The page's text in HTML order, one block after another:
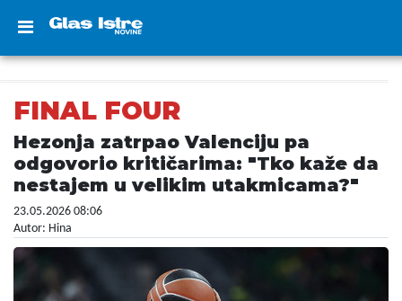
FINAL FOUR
Hezonja zatrpao Valenciju pa
odgovorio kritičarima: "Tko kaže da
nestajem u velikim utakmicama?"
23.05.2026 08:06
Autor: Hina